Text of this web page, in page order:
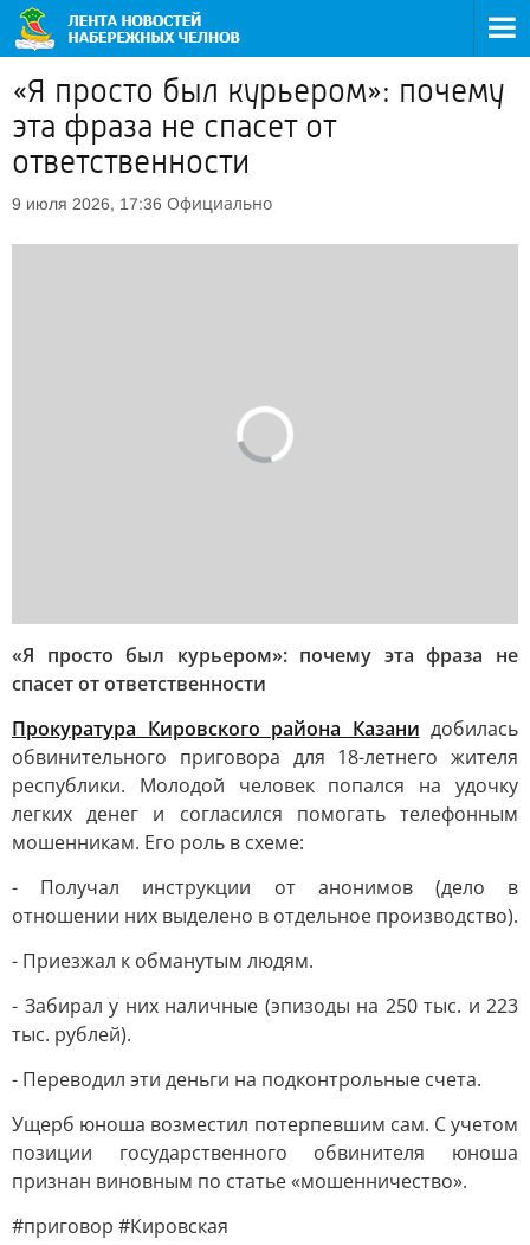
«Я просто был курьером»: почему
эта фраза не спасет от
ответственности
9 июля 2026, 17:36 Официально
«Я просто был курьером»: почему эта фраза не
спасет от ответственности
Прокуратура Кировского района Казани добилась
обвинительного приговора для 18-летнего жителя
республики. Молодой человек попался на удочку
легких денег и согласился помогать телефонным
мошенникам. Его роль в схеме:
- Получал инструкции от анонимов (дело в
отношении них выделено в отдельное производство).
- Приезжал к обманутым людям.
- Забирал у них наличные (эпизоды на 250 тыс. и 223
тыс. рублей).
- Переводил эти деньги на подконтрольные счета.
Ущерб юноша возместил потерпевшим сам. С учетом
позиции государственного обвинителя юноша
признан виновным по статье «мошенничество».
#приговор #Кировская